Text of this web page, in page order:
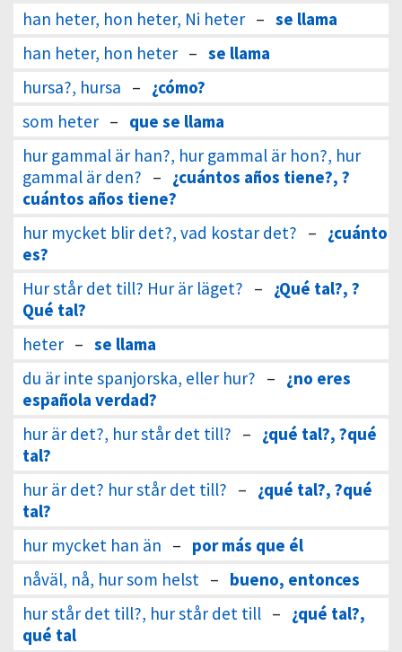
han heter, hon heter, Ni heter – se llama
han heter, hon heter – se llama
hursa?, hursa – ¿cómo?
som heter – que se llama
hur gammal är han?, hur gammal är hon?, hur
gammal är den? – ¿cuántos años tiene?, ?
cuántos años tiene?
hur mycket blir det?, vad kostar det? – ¿cuánto
es?
Hur står det till? Hur är läget? – ¿Qué tal?, ?
Qué tal?
heter – se llama
du är inte spanjorska, eller hur? – ¿no eres
española verdad?
hur är det?, hur står det till? – ¿qué tal?, ?qué
tal?
hur är det? hur står det till? – ¿qué tal?, ?qué
tal?
hur mycket han än – por más que él
nåväl, nå, hur som helst – bueno, entonces
hur står det till?, hur står det till – ¿qué tal?,
qué tal